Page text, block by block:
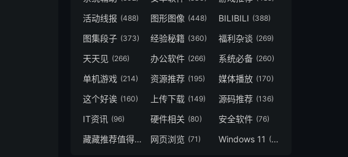
活动线报 (488) 图形图像 (448) BILIBILI (388)
图集段子 (373) 经验秘籍 (360) 福利杂谈 (269)
天天见 (266) 办公软件 (266) 系统必备 (260)
单机游戏 (214) 资源推荐 (195) 媒体播放 (170)
这个好诶 (160) 上传下载 (149) 源码推荐 (136)
IT资讯 (96) 硬件相关 (80) 安全软件 (76)
藏藏推荐值得一看 (73)
网页浏览 (71) Windows 11 (49)